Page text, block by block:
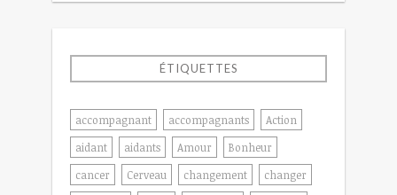
ÉTIQUETTES
accompagnant accompagnants
Action
aidant
aidants Amour
Bonheur
cancer
Cerveau changement
changer